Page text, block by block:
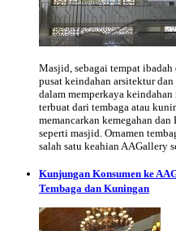
Masjid, sebagai tempat
pusat keindahan arsitektur
dalam memperkaya
terbuat dari tembaga atau
memancarkan kemegahan
seperti masjid. Ornamen
salah satu keahian AAGallery
Kunjungan Konsumen ke
Tembaga dan Kuningan